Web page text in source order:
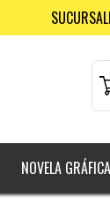
NOVELA GRÁFICA